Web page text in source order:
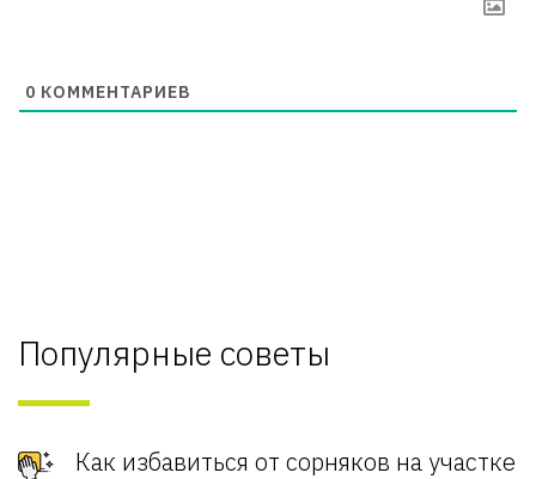
0 КОММЕНТАРИЕВ
Популярные советы
Как избавиться от сорняков на участке